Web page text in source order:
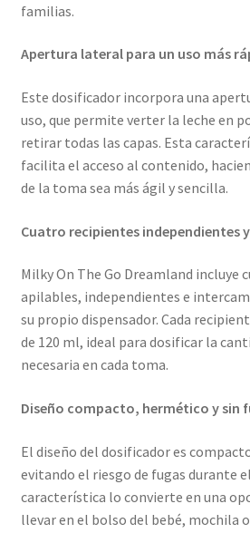
familias.
Apertura lateral para un uso más
Este dosificador incorpora una
uso, que permite verter la leche en
retirar todas las capas. Esta
facilita el acceso al contenido,
de la toma sea más ágil y sencilla.
Cuatro recipientes independientes
Milky On The Go Dreamland incluye
apilables, independientes e
su propio dispensador. Cada
de 120 ml, ideal para dosificar la
necesaria en cada toma.
Diseño compacto, hermético y sin
El diseño del dosificador es
evitando el riesgo de fugas durante
característica lo convierte en una
llevar en el bolso del bebé, mochila